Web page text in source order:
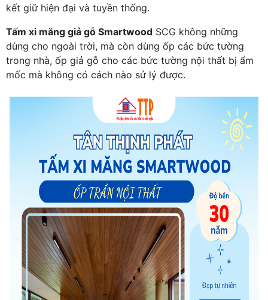
kết giữ hiện đại và tuyền thống.
Tấm xi măng giả gỗ Smartwood SCG không những
dùng cho ngoài trời, mà còn dùng ốp các bức tường
trong nhà, ốp giả gỗ cho các bức tường nội thất bị ẩm
mốc mà không có cách nào sử lý được.